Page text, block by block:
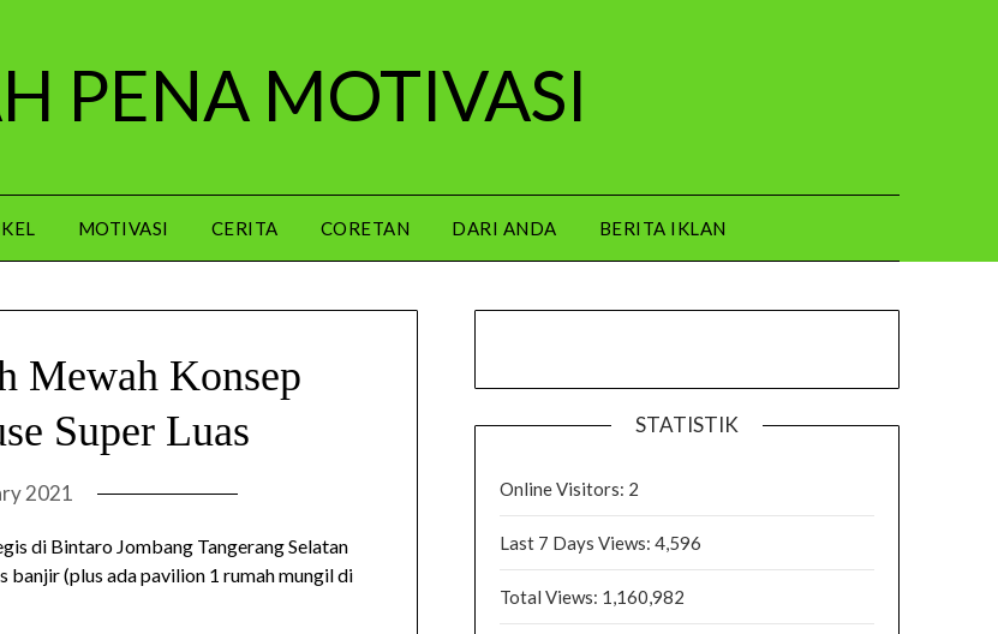
PENA MOTIVASI
MOTIVASI CERITA CORETAN DARI ANDA BERITA IKLAN
Mewah Konsep
Super Luas
2021
di Bintaro Jombang Tangerang Selatan
banjir (plus ada pavilion 1 rumah mungil di
STATISTIK
Online Visitors: 2
Last 7 Days Views: 4,596
Total Views: 1,160,982